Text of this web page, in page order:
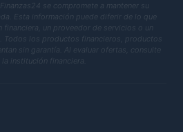
se compromete a mantener su
Esta información puede diferir de lo que
financiera, un proveedor de servicios o un
los productos financieros, productos
sin garantía. Al evaluar ofertas, consulte
institución financiera.